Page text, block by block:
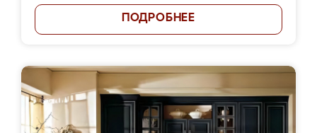
ПОДРОБНЕЕ